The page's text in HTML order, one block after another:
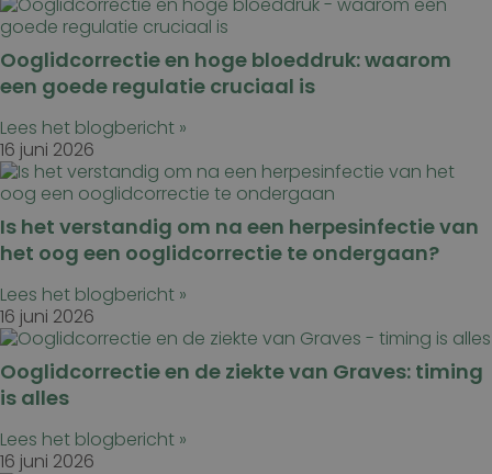
Ooglidcorrectie en hoge bloeddruk: waarom
een goede regulatie cruciaal is
Lees het blogbericht »
16 juni 2026
Is het verstandig om na een herpesinfectie van
het oog een ooglidcorrectie te ondergaan?
Lees het blogbericht »
16 juni 2026
Ooglidcorrectie en de ziekte van Graves: timing
is alles
Lees het blogbericht »
16 juni 2026